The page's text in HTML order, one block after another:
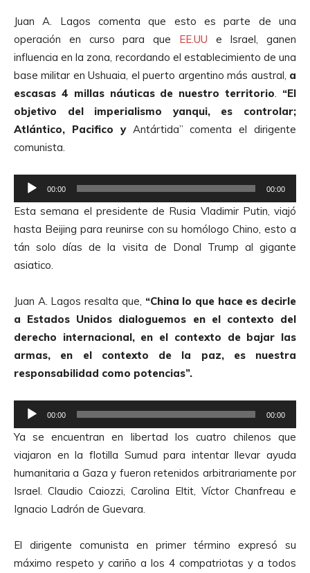
d
i
o
Juan A. Lagos comenta que esto es parte de una
operación en curso para que EE.UU e Israel, ganen
influencia en la zona, recordando el establecimiento de una
base militar en Ushuaia, el puerto argentino más austral, a
escasas 4 millas náuticas de nuestro territorio
“El
objetivo del imperialismo yanqui, es controlar;
Atlántico, Pacifico yAntártida” comenta el dirigente
comunista.
e
p
r
o
d
c
t
o
r
d
e
u
d
i
o
00:00 00:00
Esta semana el presidente de Rusia Vladimir Putin, viajó
hasta Beijing para reunirse con su homólogo Chino, esto a
tán solo días de la visita de Donal Trump al gigante
asiatico.
Juan A. Lagos resalta que, “China lo que hace es decirle
a Estados Unidos dialoguemos en el contexto del
derecho internacional, en el contexto de bajar las
armas, en el contexto de la paz, es nuestra
responsabilidad como potencias”.
e
p
r
o
d
u
t
o
00:00 00:00
Ya se encuentran en libertad los cuatro chilenos que
viajaron en la flotilla Sumud para intentar llevar ayuda
humanitaria a Gaza y fueron retenidos arbitrariamente por
Israel. Claudio Caiozzi, Carolina Eltit, Víctor Chanfreau e
Ignacio Ladrón de Guevara.
El dirigente comunista en primer término expresó su
máximo respeto y cariño a los 4 compatriotas y a todos